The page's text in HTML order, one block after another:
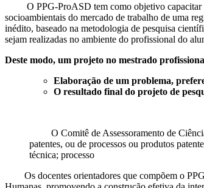
O PPG-ProASD tem como objetivo capacitar
socioambientais do mercado de trabalho de uma
inédito, baseado na metodologia de pesquisa
sejam realizadas no ambiente do profissional do
Deste modo, um projeto no mestrado
Elaboração de um problema,
O resultado final do projeto de
O Comitê de Assessoramento de
patentes, ou de processos ou produtos
técnica; processo
Os docentes orientadores que compõem o